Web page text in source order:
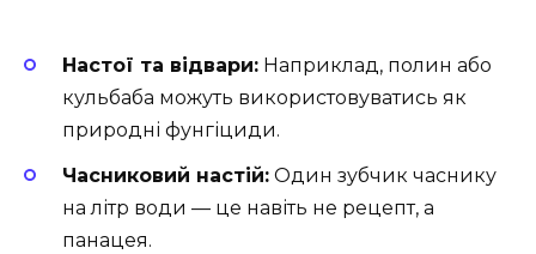
Настої та відвари: Наприклад, полин або
кульбаба можуть використовуватись як
природні фунгіциди.
Часниковий настій: Один зубчик часнику
на літр води — це навіть не рецепт, а
панацея.